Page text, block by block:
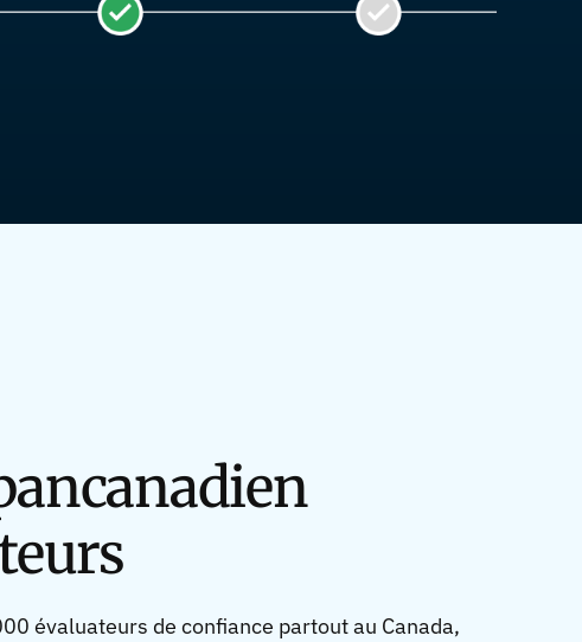
évaluateurs de confiance partout au Canada,